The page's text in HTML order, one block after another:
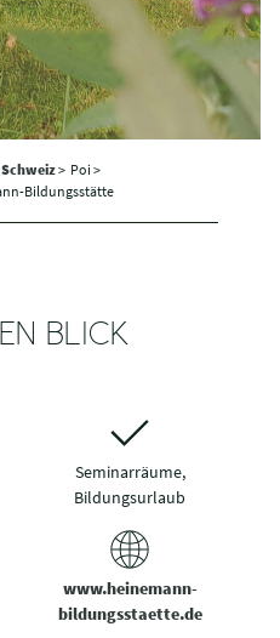
> Poi >
Bildungsstätte
BLICK
Seminarräume,
Bildungsurlaub
www.heinemann-
bildungsstaette.de